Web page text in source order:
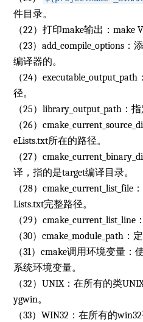
件目录。
（22）打印make输出：make
（23）add_compile_options
编译器的。
（24）
径。
（25）library_output_path：
（26）
eLists.txt所在的路径。
（27）
译，指的是target编译目录。
（28）
Lists.txt完整路径。
（29）
（30）cmake_module_path：
（31）cmake调用环境变量：
系统环境变量。
（32）UNIX：在所有的类
ygwin。
（33）WIN32：在所有的